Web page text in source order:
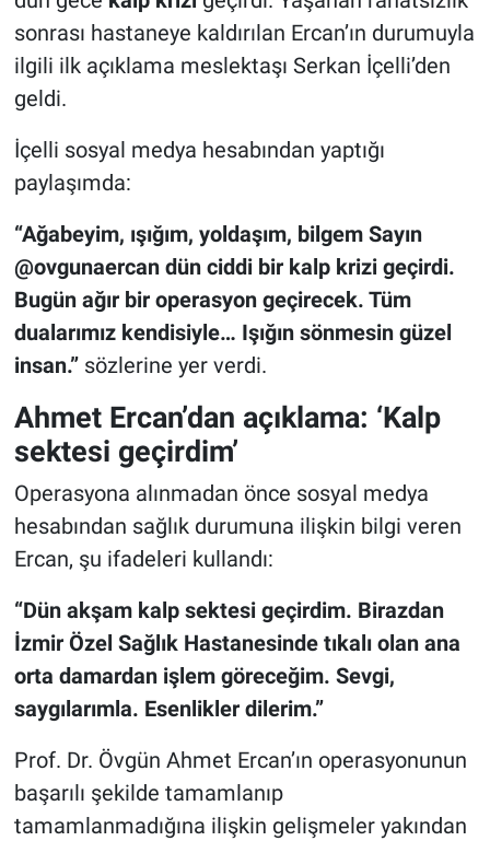
sonrası hastaneye kaldırılan Ercan’ın durumuyla
ilgili ilk açıklama meslektaşı Serkan İçelli’den
geldi.
İçelli sosyal medya hesabından yaptığı
paylaşımda:
“Ağabeyim, ışığım, yoldaşım, bilgem Sayın
@ovgunaercan dün ciddi bir kalp krizi geçirdi.
Bugün ağır bir operasyon geçirecek. Tüm
dualarımız kendisiyle… Işığın sönmesin güzel
insan.”sözlerine yer verdi.
Ahmet Ercan’dan açıklama: ‘Kalp
sektesi geçirdim’
Operasyona alınmadan önce sosyal medya
hesabından sağlık durumuna ilişkin bilgi veren
Ercan, şu ifadeleri kullandı:
“Dün akşam kalp sektesi geçirdim. Birazdan
İzmir Özel Sağlık Hastanesinde tıkalı olan ana
orta damardan işlem göreceğim. Sevgi,
saygılarımla. Esenlikler dilerim.”
Prof. Dr. Övgün Ahmet Ercan’ın operasyonunun
başarılı şekilde tamamlanıp
tamamlanmadığına ilişkin gelişmeler yakından